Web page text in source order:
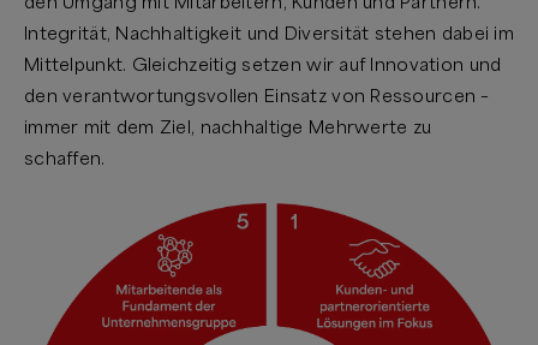
Integrität, Nachhaltigkeit und Diversität stehen dabei im
Mittelpunkt. Gleichzeitig setzen wir auf Innovation und
den verantwortungsvollen Einsatz von Ressourcen –
immer mit dem Ziel, nachhaltige Mehrwerte zu
schaffen.